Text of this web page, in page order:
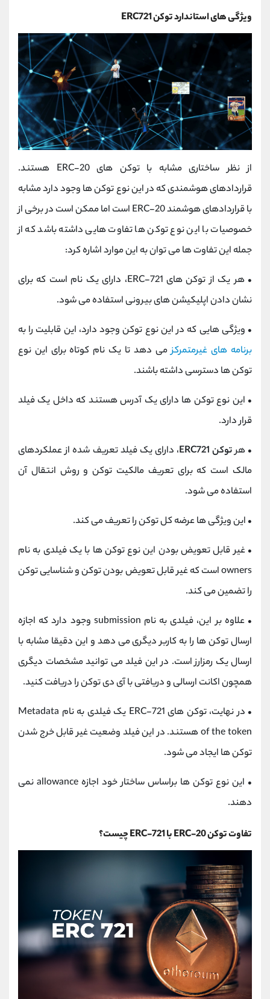
ویژگی های استاندارد توکن ERC721
از نظر ساختاری مشابه با توکن های ERC-20 هستند.
قراردادهای هوشمندی که در این نوع توکن ها وجود دارد مشابه
با قراردادهای هوشمند ERC-20 است اما ممکن است در برخی از
خصوصیات با این نوع توکن ها تفاوت هایی داشته باشد که از
جمله این تفاوت ها می توان به این موارد اشاره کرد:
•
هر یک از توکن های ERC-721، دارای یک نام است که برای
نشان دادن اپلیکیشن های بیرونی استفاده می شود.
• ویژگی هایی که در این نوع توکن وجود دارد، این قابلیت را به
برنامه های غیرمتمرکزمی دهد تا یک نام کوتاه برای این نوع
توکن ها دسترسی داشته باشند.
• این نوع توکن ها دارای یک آدرس هستند که داخل یک فیلد
قرار دارد.
•هرتوکن ERC721
، دارای یک فیلد تعریف شده از عملکردهای
مالک است که برای تعریف مالکیت توکن و روش انتقال آن
استفاده می شود.
•این ویژگی ها عرضه کل توکن را تعریف می کند.
•غیر قابل تعویض بودن این نوع توکن ها با یک فیلدی به نام
owners است که غیر قابل تعویض بودن توکن و شناسایی توکن
را تضمین می کند.
•
علاوه بر این، فیلدی به نام submission وجود دارد که اجازه
ارسال توکن ها را به کاربر دیگری می دهد و این دقیقا مشابه با
ارسال یک رمزارز است. در این فیلد می توانید مشخصات دیگری
همچون اکانت ارسالی و دریافتی با آی دی توکن را دریافت کنید.
•
در نهایت، توکن های ERC-721 یک فیلدی به نام Metadata
of the token هستند. در این فیلد وضعیت غیر قابل خرج شدن
توکن ها ایجاد می شود.
•
این نوع توکن ها براساس ساختار خود اجازه allowance نمی
دهند.
تفاوت توکن ERC-20 با ERC-721 چیست؟